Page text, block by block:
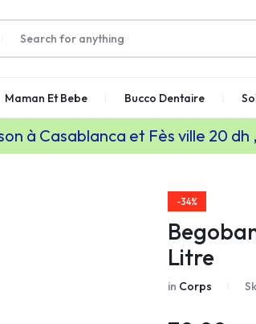
Maman Et Bebe Bucco Dentaire
à Casablanca et Fès ville 20
-34%
Litre
in Corps